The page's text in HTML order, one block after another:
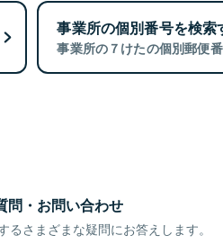
事業所の個別番号を検索
事業所の７けたの個別郵便
問・お問い合わせ
るさまざまな疑問にお答えします。